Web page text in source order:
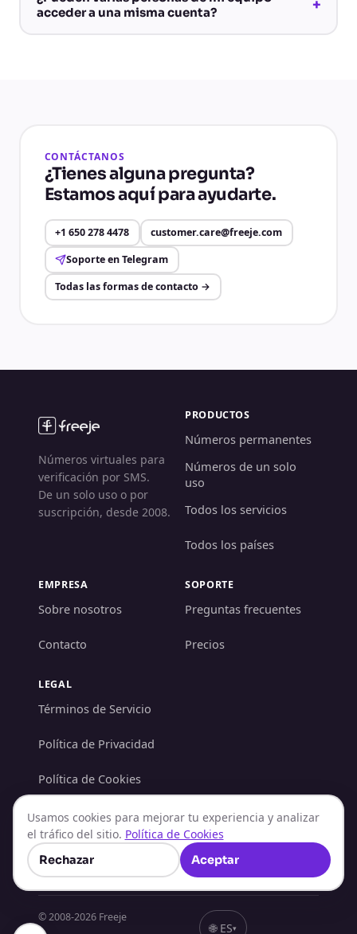
acceder a una misma cuenta?
+
CONTÁCTANOS
¿Tienes alguna pregunta?
Estamos aquí para ayudarte.
+1 650 278 4478
customer.care@freeje.com
Soporte en Telegram
Todas las formas de contacto →
Números virtuales para
verificación por SMS.
De un solo uso o por
suscripción, desde 2008.
PRODUCTOS
Números permanentes
Números de un solo
uso
Todos los servicios
Todos los países
EMPRESA
Sobre nosotros
Contacto
SOPORTE
Preguntas frecuentes
Precios
LEGAL
Términos de Servicio
Política de Privacidad
Política de Cookies
Política AML/KYC
Política de Reembolsos
© 2008-2026 Freeje
🌐 ES▾
Usamos cookies para mejorar tu experiencia y analizar
el tráfico del sitio. Política de Cookies
Rechazar Aceptar